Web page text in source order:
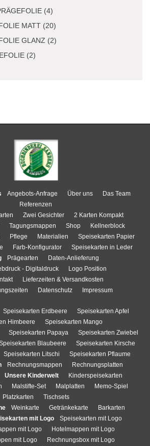
(4)
MATT (20)
GLANZ (2)
(2)
Angebots-Anfrage Über uns
Das Team
Referenzen
Zwei Gesichter
2 Karten Kompakt
Tagungsmappen Shop
Kellnerblock
Pflege Materialien
Speisekarten Papier
Farb-Konfigurator
Speisekarten in Leder
Prägearten
Daten-Anlieferung
- Digitaldruck
Logo Position
Lieferzeiten & Versandkosten
Datenschutz Impressum
Speisekarten Erdbeere
Speisekarten Apfel
Himbeere
Speisekarten Mango
Speisekarten Papaya
Speisekarten Zwiebel
Blaubeere
Speisekarten Kirsche
Speisekarten Litschi
Speisekarten Pflaume
Rechnungsmappen
Rechnungsplatten
Unsere Kinderwelt
Kinderspeisekarten
Malstifte-Set Malplatten
Memo-Spiel
Platzkarten
Tischsets
Weinkarte Getränkekarte
Barkarten
mit Logo
Speisekarten mit Logo
mit Logo
Hotelmappen mit Logo
mit Logo
Rechnungsbox mit Logo